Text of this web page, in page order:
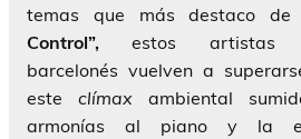
temas que más destaco
Control”,estos
barcelonés vuelven a
este clímax ambiental
armonías al piano y la